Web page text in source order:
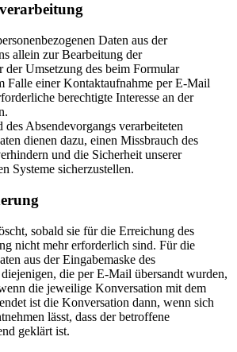
Daten aus der
allein zur Bearbeitung der
der Umsetzung des beim Formular
Falle einer Kontaktaufnahme per E-Mail
berechtigte Interesse an der
Absendevorgangs verarbeiteten
dienen dazu, einen Missbrauch des
und die Sicherheit unserer
Systeme sicherzustellen.
sobald sie für die Erreichung des
nicht mehr erforderlich sind. Für die
aus der Eingabemaske des
die per E-Mail übersandt wurden,
die jeweilige Konversation mit dem
ist die Konversation dann, wenn sich
lässt, dass der betroffene
geklärt ist.